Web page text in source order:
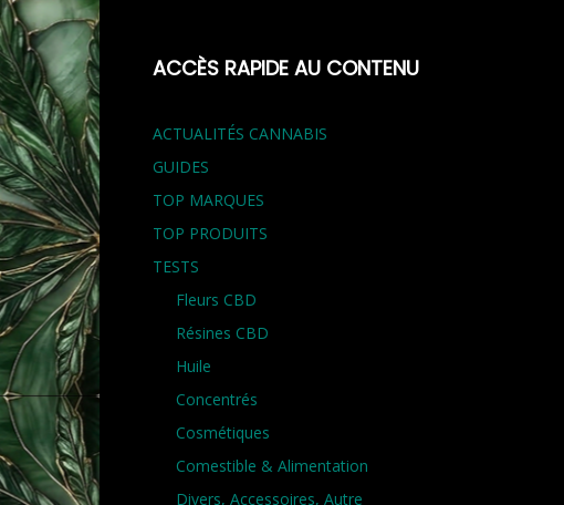
ACCÈS RAPIDE AU CONTENU
ACTUALITÉS CANNABIS
GUIDES
TOP MARQUES
TOP PRODUITS
TESTS
Fleurs CBD
Résines CBD
Huile
Concentrés
Cosmétiques
Comestible & Alimentation
Divers, Accessoires, Autre